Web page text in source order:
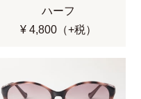
ハーフ
¥ 4,800（+税）